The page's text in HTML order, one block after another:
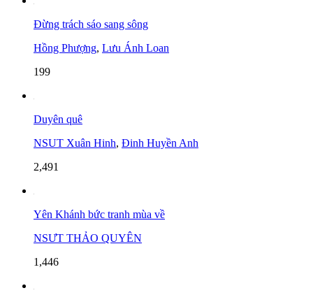
Đừng trách sáo sang sông
Hồng Phượng, Lưu Ánh Loan
199
Duyên quê
NSUT Xuân Hinh, Đinh Huyền Anh
2,491
Yên Khánh bức tranh mùa về
NSƯT THẢO QUYÊN
1,446